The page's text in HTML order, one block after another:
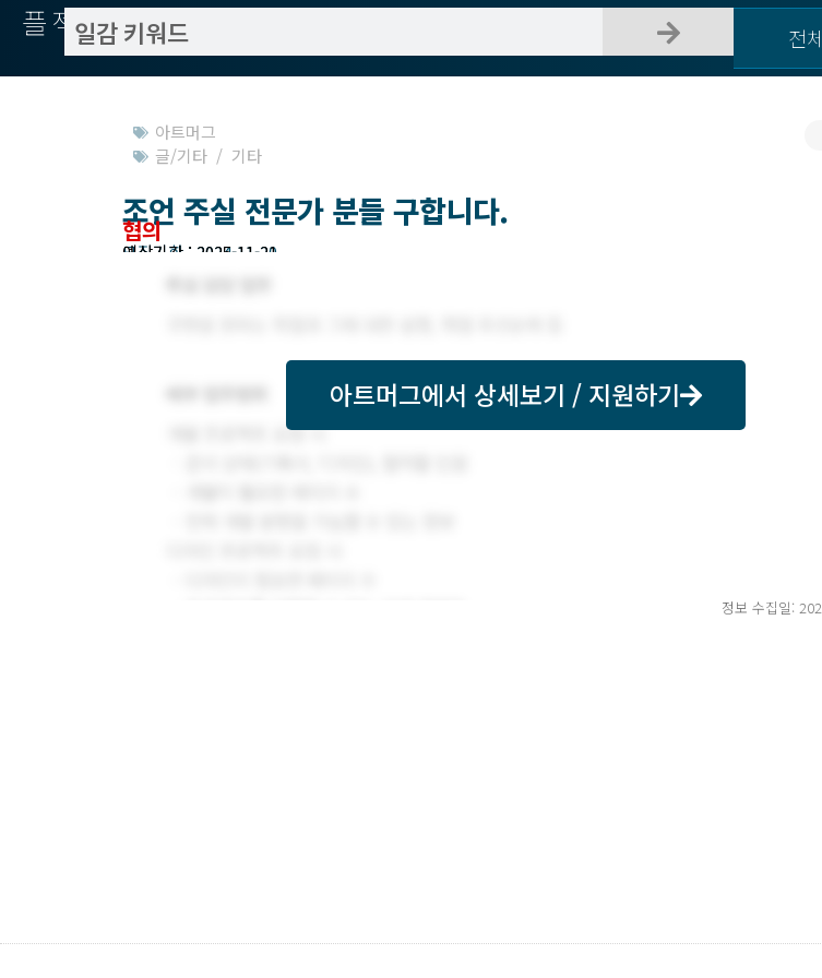
플젝서치 전
아트머그
글/기타 / 기타
조언 주실 전문가 분들 구합니다.
협의
모집기한 : 2024-11-20
예상기간 : 2025-11-21
아트머그에서 상세보기 / 지원하기
정보 수집일: